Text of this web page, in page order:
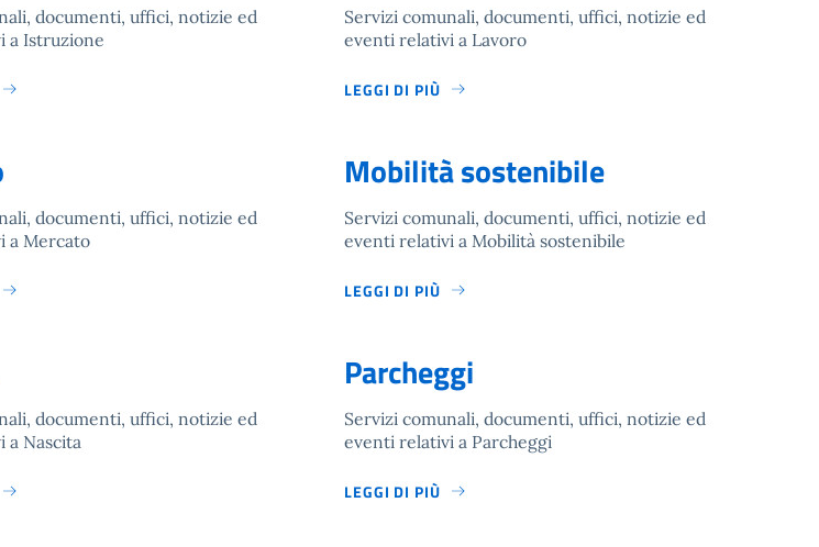
documenti, uffici, notizie ed
a Istruzione
Servizi comunali, documenti, uffici, notizie ed
eventi relativi a Lavoro
LEGGI DI PIÙ
documenti, uffici, notizie ed
a Mercato
Mobilità sostenibile
Servizi comunali, documenti, uffici, notizie ed
eventi relativi a Mobilità sostenibile
LEGGI DI PIÙ
documenti, uffici, notizie ed
a Nascita
Parcheggi
Servizi comunali, documenti, uffici, notizie ed
eventi relativi a Parcheggi
LEGGI DI PIÙ